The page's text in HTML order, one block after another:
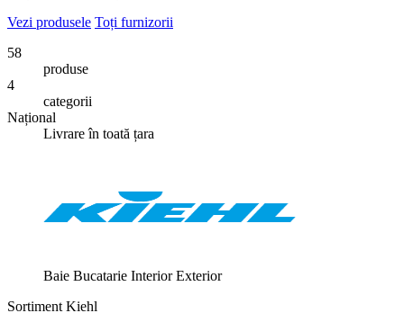
Vezi produsele Toți furnizorii
58
produse
4
categorii
Național
Livrare în toată țara
Baie Bucatarie Interior Exterior
Sortiment Kiehl